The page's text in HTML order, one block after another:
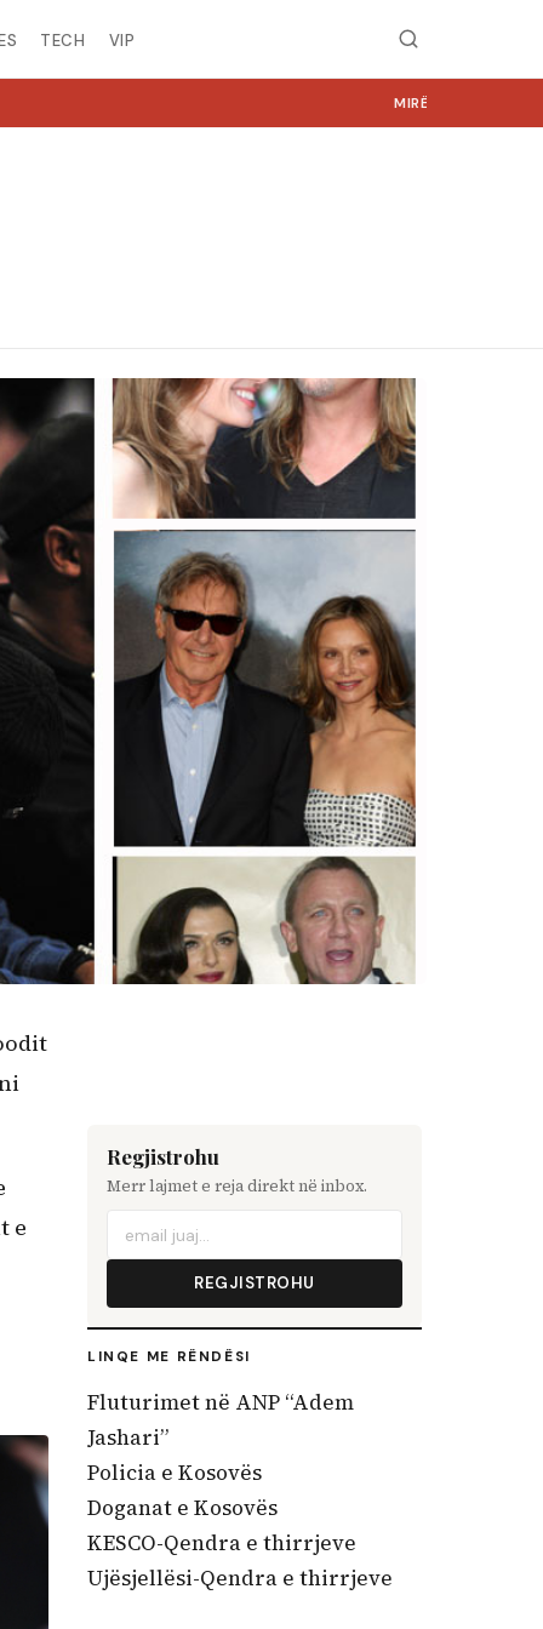
TECH VIP
MIRË SE VINI NË NGJYRA.COM
e
Regjistrohu
Merr lajmet e reja direkt në inbox.
REGJISTROHU
LINQE ME RËNDËSI
Fluturimet në ANP “Adem
Jashari”
Policia e Kosovës
Doganat e Kosovës
KESCO-Qendra e thirrjeve
Ujësjellësi-Qendra e thirrjeve